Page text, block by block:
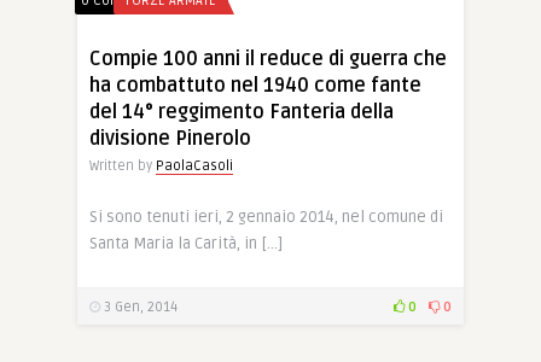
Compie 100 anni il reduce di guerra che
ha combattuto nel 1940 come fante
del 14° reggimento Fanteria della
divisione Pinerolo
Written by PaolaCasoli
Si sono tenuti ieri, 2 gennaio 2014, nel comune di
Santa Maria la Carità, in […]
3 Gen, 2014 0 0